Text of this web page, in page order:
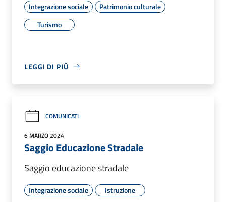
Integrazione sociale
Patrimonio culturale
Turismo
LEGGI DI PIÙ
COMUNICATI
6 MARZO 2024
Saggio Educazione Stradale
Saggio educazione stradale
Integrazione sociale Istruzione